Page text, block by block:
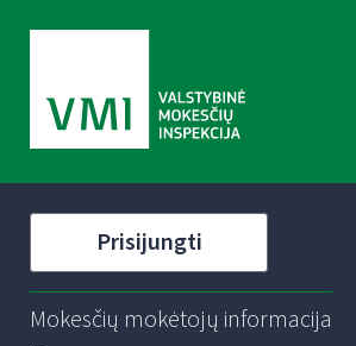
Prisijungti
Mokesčių mokėtojų informacija